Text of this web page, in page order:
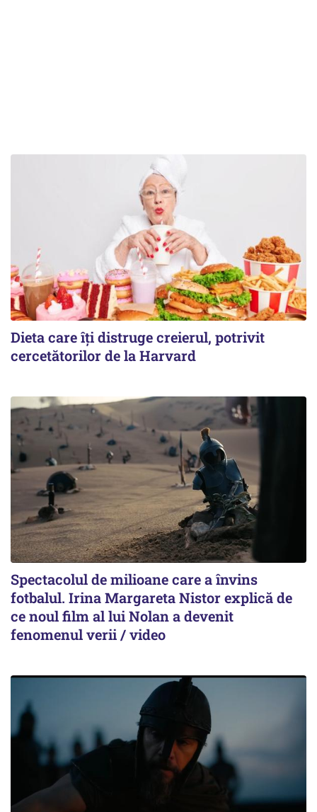
Dieta care îți distruge creierul, potrivit
cercetătorilor de la Harvard
Spectacolul de milioane care a învins
fotbalul. Irina Margareta Nistor explică de
ce noul film al lui Nolan a devenit
fenomenul verii / video